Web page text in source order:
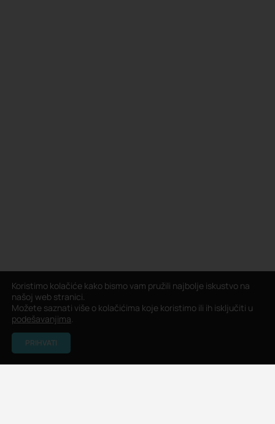
Koristimo kolačiće kako bismo vam pružili najbolje iskustvo na
našoj web stranici.
Možete saznati više o kolačićima koje koristimo ili ih isključiti u
podešavanjima.
PRIHVATI